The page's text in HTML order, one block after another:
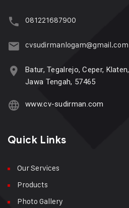
081221687900
cvsudirmanlogam@gmail.com
Batur, Tegalrejo, Ceper, Klaten,
Jawa Tengah, 57465
www.cv-sudirman.com
Quick Links
Our Services
Products
Photo Gallery